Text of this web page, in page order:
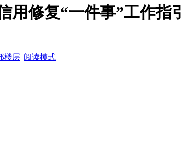
用修复“一件事”工作指引
楼层 |阅读模式